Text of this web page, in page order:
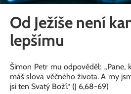
Od Ježíše není
lepšímu
Šimon Petr mu odpověděl: „Pane,
máš slova věčného života. A my
jsi ten Svatý Boží.“ (J 6,68-69)